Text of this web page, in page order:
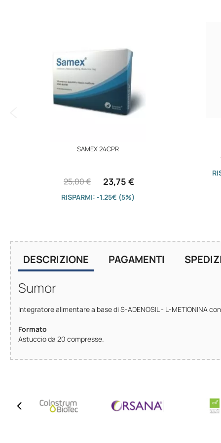
SAMEX 24CPR
23,75 €
25,00 €
RISPARMI: -1.25€ (5%)
DESCRIZIONE
Sumor
Integratore alimentare a base di S-ADENOSIL - L-METIONINA
Formato
Astuccio da 20 compresse.
PAGAMENTI